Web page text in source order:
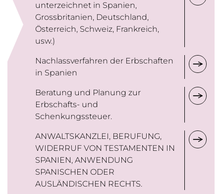
unterzeichnet in Spanien,
Grossbritanien, Deutschland,
Österreich, Schweiz, Frankreich,
usw.)
Nachlassverfahren der Erbschaften
in Spanien
Beratung und Planung zur
Erbschafts- und
Schenkungssteuer.
ANWALTSKANZLEI, BERUFUNG,
WIDERRUF VON TESTAMENTEN IN
SPANIEN, ANWENDUNG
SPANISCHEN ODER
AUSLÄNDISCHEN RECHTS.